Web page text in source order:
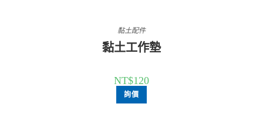
黏土配件
黏土工作墊
NT$120
詢價